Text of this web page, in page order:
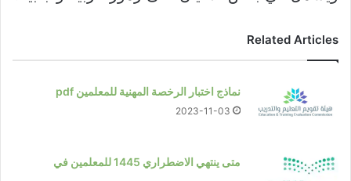
Related Articles
نماذج اختبار الرخصة المهنية للمعلمين pdf
2023-11-03
متى ينتهي الاضطراري 1445 للمعلمين في